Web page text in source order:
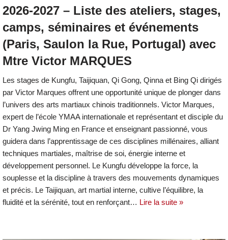
2026-2027 – Liste des ateliers, stages,
camps, séminaires et événements
(Paris, Saulon la Rue, Portugal) avec
Mtre Victor MARQUES
Les stages de Kungfu, Taijiquan, Qi Gong, Qinna et Bing Qi dirigés
par Victor Marques offrent une opportunité unique de plonger dans
l’univers des arts martiaux chinois traditionnels. Victor Marques,
expert de l’école YMAA internationale et représentant et disciple du
Dr Yang Jwing Ming en France et enseignant passionné, vous
guidera dans l’apprentissage de ces disciplines millénaires, alliant
techniques martiales, maîtrise de soi, énergie interne et
développement personnel. Le Kungfu développe la force, la
souplesse et la discipline à travers des mouvements dynamiques
et précis. Le Taijiquan, art martial interne, cultive l’équilibre, la
fluidité et la sérénité, tout en renforçant… Lire la suite »